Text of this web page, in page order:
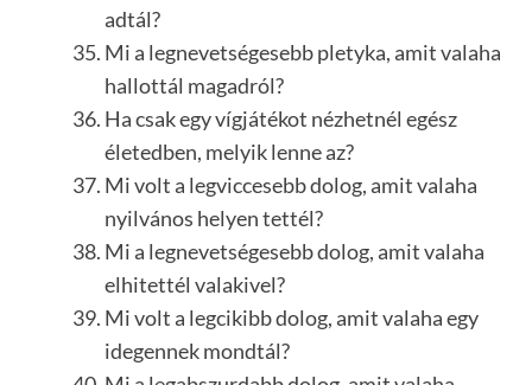
adtál?
Mi a legnevetségesebb pletyka, amit valaha
hallottál magadról?
Ha csak egy vígjátékot nézhetnél egész
életedben, melyik lenne az?
Mi volt a legviccesebb dolog, amit valaha
nyilvános helyen tettél?
Mi a legnevetségesebb dolog, amit valaha
elhitettél valakivel?
Mi volt a legcikibb dolog, amit valaha egy
idegennek mondtál?